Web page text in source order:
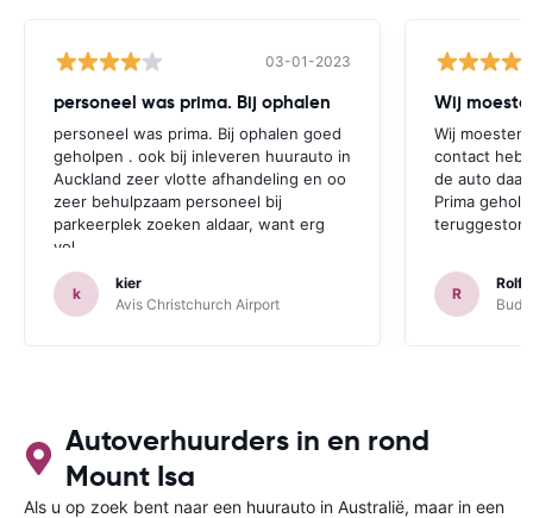
03-01-2023
personeel was prima. Bij ophalen
personeel was prima. Bij ophalen goed
geholpen . ook bij inleveren huurauto in
Auckland zeer vlotte afhandeling en oo
zeer behulpzaam personeel bij
parkeerplek zoeken aldaar, want erg
vol.
k
kier
Avis Christchurch Airport
Wij
Wij moesten
contact
de auto
Prima
R
Rolf
Autoverhuurders in en rond
Mount Isa
Als u op zoek bent naar een huurauto in Australië, maar in een